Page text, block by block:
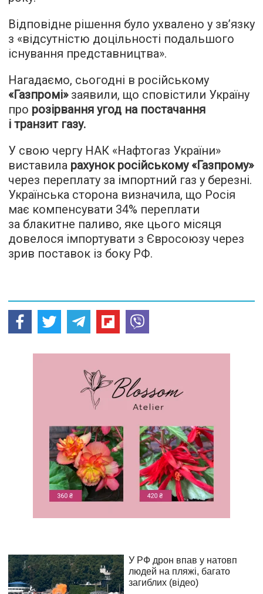
Відповідне рішення було ухвалено у зв’язку
з «відсутністю доцільності подальшого
існування представництва».
Нагадаємо, сьогодні в російському
«Газпромі»заявили, що сповістили Україну
про розірвання угод на постачання
і транзит газу.
У свою чергу НАК «Нафтогаз України»
виставила рахунок російському «Газпрому»
через переплату за імпортний газ у березні.
Українська сторона визначила, що Росія
має компенсувати 34% переплати
за блакитне паливо, яке цього місяця
довелося імпортувати з Євросоюзу через
зрив поставок із боку РФ.